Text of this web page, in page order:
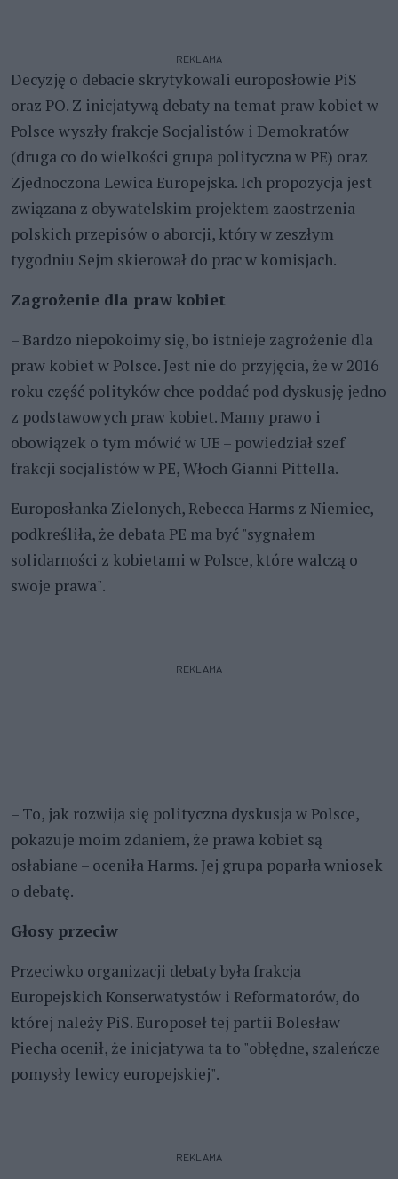
REKLAMA
Decyzję o debacie skrytykowali europosłowie PiS
oraz PO. Z inicjatywą debaty na temat praw kobiet w
Polsce wyszły frakcje Socjalistów i Demokratów
(druga co do wielkości grupa polityczna w PE) oraz
Zjednoczona Lewica Europejska. Ich propozycja jest
związana z obywatelskim projektem zaostrzenia
polskich przepisów o aborcji, który w zeszłym
tygodniu Sejm skierował do prac w komisjach.
Zagrożenie dla praw kobiet
– Bardzo niepokoimy się, bo istnieje zagrożenie dla
praw kobiet w Polsce. Jest nie do przyjęcia, że w 2016
roku część polityków chce poddać pod dyskusję jedno
z podstawowych praw kobiet. Mamy prawo i
obowiązek o tym mówić w UE – powiedział szef
frakcji socjalistów w PE, Włoch Gianni Pittella.
Europosłanka Zielonych, Rebecca Harms z Niemiec,
podkreśliła, że debata PE ma być "sygnałem
solidarności z kobietami w Polsce, które walczą o
swoje prawa".
REKLAMA
– To, jak rozwija się polityczna dyskusja w Polsce,
pokazuje moim zdaniem, że prawa kobiet są
osłabiane – oceniła Harms. Jej grupa poparła wniosek
o debatę.
Głosy przeciw
Przeciwko organizacji debaty była frakcja
Europejskich Konserwatystów i Reformatorów, do
której należy PiS. Europoseł tej partii Bolesław
Piecha ocenił, że inicjatywa ta to "obłędne, szaleńcze
pomysły lewicy europejskiej".
REKLAMA